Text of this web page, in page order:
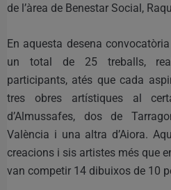
de l’àrea de Benestar Social,
En aquesta desena
un total de 25 treballs,
participants, atés que cada
tres obres artístiques al
d’Almussafes, dos de
València i una altra d’Aiora.
creacions i sis artistes més que
van competir 14 dibuixos de 10